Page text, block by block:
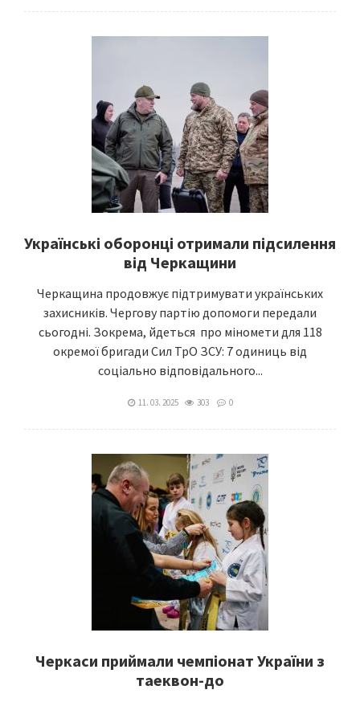
Українські оборонці отримали підсилення
від Черкащини
Черкащина продовжує підтримувати українських
захисників. Чергову партію допомоги передали
сьогодні. Зокрема, йдеться про міномети для 118
окремої бригади Сил ТрО ЗСУ: 7 одиниць від
соціально відповідального...
11. 03. 2025 303 0
Черкаси приймали чемпіонат України з
таеквон-до